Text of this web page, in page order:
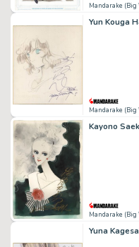
Mandarake
Mandarake
Mandarake
Yuna